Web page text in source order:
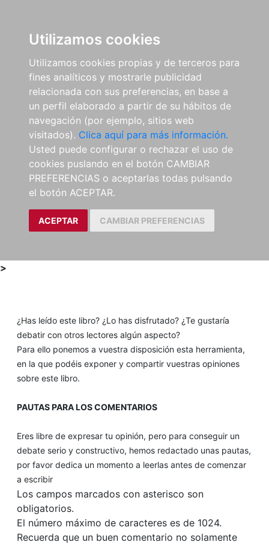
Utilizamos cookies
Utilizamos cookies propias y de terceros para
fines analíticos y mostrarle publicidad
relacionada con sus preferencias, en base a
un perfil elaborado a partir de su hábitos de
navegación (por ejemplo, sitios web
visitados). Clica aquí para más información.
Usted puede configurar o rechazar el uso de
cookies puslando en el botón CAMBIAR
PREFERENCIAS o aceptarlas todas pulsando
el botón ACEPTAR.
ACEPTAR CAMBIAR PREFERENCIAS
>
¿Has leído este libro? ¿Lo has disfrutado? ¿Te gustaría
debatir con otros lectores algún aspecto?
Para ello ponemos a vuestra disposición esta herramienta,
en la que podéis exponer y compartir vuestras opiniones
sobre este libro.
PAUTAS PARA LOS COMENTARIOS
Eres libre de expresar tu opinión, pero para conseguir un
debate serio y constructivo, hemos redactado unas pautas,
por favor dedica un momento a leerlas antes de comenzar
a escribir
Los campos marcados con asterisco son
obligatorios.
El número máximo de caracteres es de 1024.
Recuerda que un buen comentario no solamente